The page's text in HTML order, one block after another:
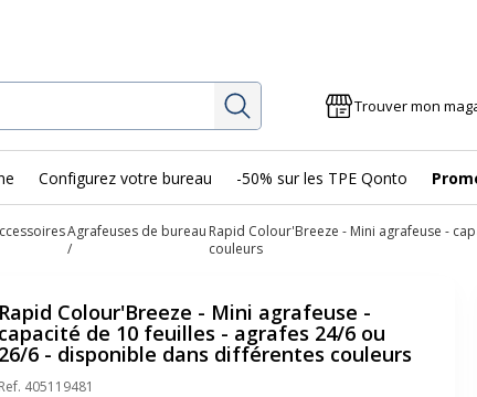
Rechercher Trouver mon
Configurez votre bureau -50% sur les TPE Qonto
Agrafeuses de bureau Rapid Colour'Breeze - Mini agrafeuse -
couleurs
Rapid Colour'Breeze - Mini agrafeuse -
capacité de 10 feuilles - agrafes 24/6 ou
26/6 - disponible dans différentes couleurs
Ref. 405119481